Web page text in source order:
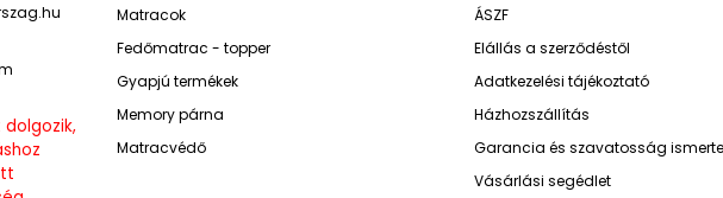
u
Matracok
Fedőmatrac - topper
Gyapjú termékek
Memory párna
Matracvédő
ÁSZF
Elállás a szerződéstől
Adatkezelési tájékoztató
Házhozszállítás
Garancia és szavatosság
Vásárlási segédlet